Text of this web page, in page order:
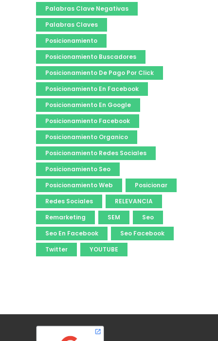
Palabras Clave Negativas
Palabras Claves
Posicionamiento
Posicionamiento Buscadores
Posicionamiento De Pago Por Click
Posicionamiento En Facebook
Posicionamiento En Google
Posicionamiento Facebook
Posicionamiento Organico
Posicionamiento Redes Sociales
Posicionamiento Seo
Posicionamiento Web
Posicionar
Redes Sociales
RELEVANCIA
Remarketing
SEM
Seo
Seo En Facebook
Seo Facebook
Twitter
YOUTUBE